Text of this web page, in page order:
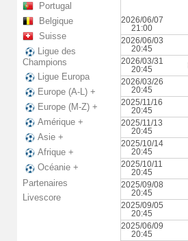
Portugal
Belgique
Suisse
Ligue des
Champions
Ligue Europa
Europe (A-L) +
Europe (M-Z) +
Amérique +
Asie +
Afrique +
Océanie +
Partenaires
Livescore
2026/06/07
21:00
2026/06/03
20:45
2026/03/31
20:45
2026/03/26
20:45
2025/11/16
20:45
2025/11/13
20:45
2025/10/14
20:45
2025/10/11
20:45
2025/09/08
20:45
2025/09/05
20:45
2025/06/09
20:45